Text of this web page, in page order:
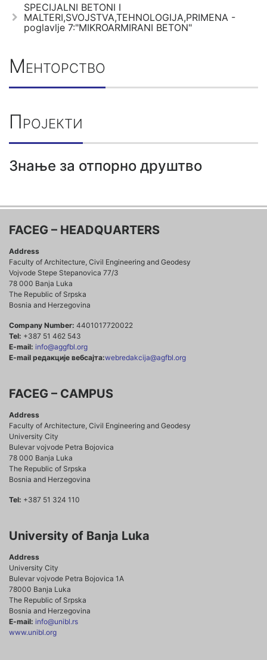
SPECIJALNI BETONI I
MALTERI,SVOJSTVA,TEHNOLOGIJA,PRIMENA -
poglavlje 7:"MIKROARMIRANI BETON"
Менторство
Пројекти
Знање за отпорно друштво
FACEG – HEADQUARTERS
Address
Faculty of Architecture, Civil Engineering and Geodesy
Vojvode Stepe Stepanovica 77/3
78 000 Banja Luka
The Republic of Srpska
Bosnia and Herzegovina
Company Number: 4401017720022
Tel: +387 51 462 543
E-mail: info@aggfbl.org
E-mail редакције вебсајта:webredakcija@agfbl.org
FACEG – CAMPUS
Address
Faculty of Architecture, Civil Engineering and Geodesy
University City
Bulevar vojvode Petra Bojovica
78 000 Banja Luka
The Republic of Srpska
Bosnia and Herzegovina
Tel: +387 51 324 110
University of Banja Luka
Address
University City
Bulevar vojvode Petra Bojovica 1A
78000 Banja Luka
The Republic of Srpska
Bosnia and Herzegovina
E-mail: info@unibl.rs
www.unibl.org